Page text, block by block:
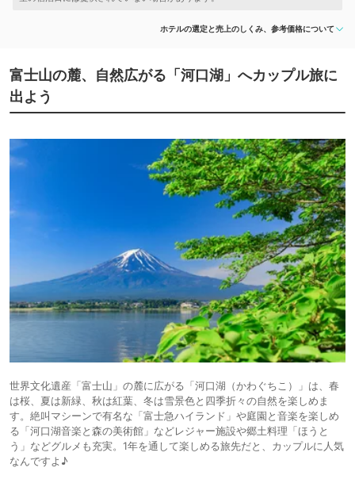
ホテルの選定と売上のしくみ、参考価格について
富士山の麓、自然広がる「河口湖」へカップル旅に
出よう
世界文化遺産「富士山」の麓に広がる「河口湖（かわぐちこ）」は、春
は桜、夏は新緑、秋は紅葉、冬は雪景色と四季折々の自然を楽しめま
す。絶叫マシーンで有名な「富士急ハイランド」や庭園と音楽を楽しめ
る「河口湖音楽と森の美術館」などレジャー施設や郷土料理「ほうと
う」などグルメも充実。1年を通して楽しめる旅先だと、カップルに人気
なんですよ♪